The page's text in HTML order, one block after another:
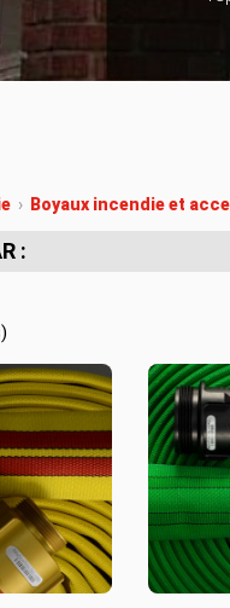
de retour ou d’échange
d’équipements
Location
› Boyaux incendie et
: